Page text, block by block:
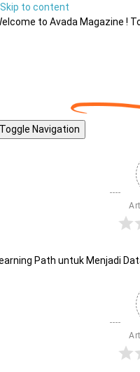
Skip to content
to Avada Magazine !
Toggle Navigation
Path untuk Menjadi